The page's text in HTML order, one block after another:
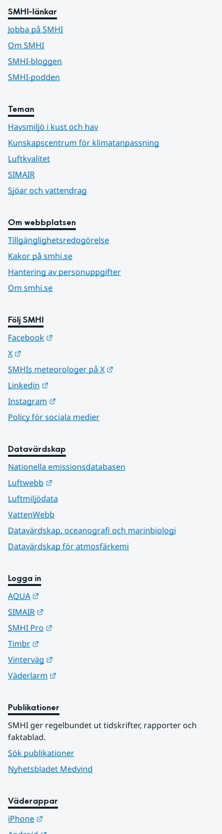
SMHI-länkar
Jobba på SMHI
Om SMHI
SMHI-bloggen
SMHI-podden
Teman
Havsmiljö i kust och hav
Kunskapscentrum för klimatanpassning
Luftkvalitet
SIMAIR
Sjöar och vattendrag
Om webbplatsen
Tillgänglighetsredogörelse
Kakor på smhi.se
Hantering av personuppgifter
Om smhi.se
Följ SMHI
Facebook
X
SMHIs meteorologer på X
Linkedin
Instagram
Policy för sociala medier
Datavärdskap
Nationella emissionsdatabasen
Luftwebb
Luftmiljödata
VattenWebb
Datavärdskap, oceanografi och marinbiologi
Datavärdskap för atmosfärkemi
Logga in
AQUA
SIMAIR
SMHI Pro
Timbr
Vinterväg
Väderlarm
Publikationer
SMHI ger regelbundet ut tidskrifter, rapporter och
faktablad.
Sök publikationer
Nyhetsbladet Medvind
Väderappar
iPhone